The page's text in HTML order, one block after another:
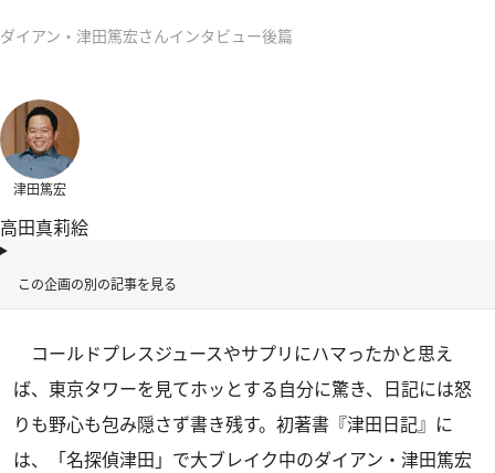
ダイアン・津田篤宏さんインタビュー後篇
津田篤宏
高田真莉絵
この企画の別の記事を見る
コールドプレスジュースやサプリにハマったかと思え
ば、東京タワーを見てホッとする自分に驚き、日記には怒
りも野心も包み隠さず書き残す。初著書『津田日記』に
は、「名探偵津田」で大ブレイク中のダイアン・津田篤宏